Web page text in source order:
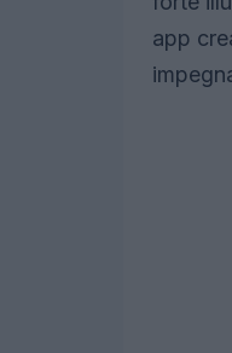
app